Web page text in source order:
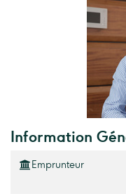
Information
Emprunteur